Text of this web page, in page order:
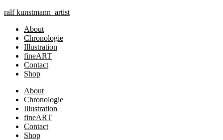
Zum
springen
ralfkunstmann artist
About
Chronologie
Illustration
fineART
Contact
Shop
About
Chronologie
Illustration
fineART
Contact
Shop